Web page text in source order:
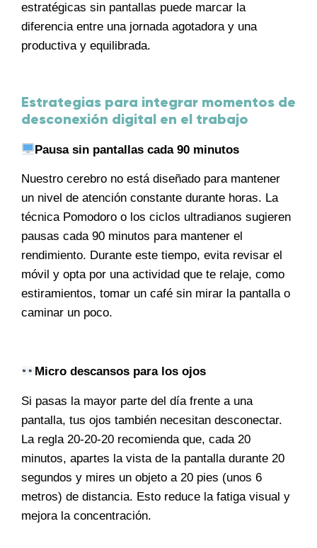
estratégicas sin pantallas puede marcar la
diferencia entre una jornada agotadora y una
productiva y equilibrada.
Estrategias para integrar momentos de
desconexión digital en el trabajo
Pausa sin pantallas cada 90 minutos
Nuestro cerebro no está diseñado para mantener
un nivel de atención constante durante horas. La
técnica Pomodoro o los ciclos ultradianos sugieren
pausas cada 90 minutos para mantener el
rendimiento. Durante este tiempo, evita revisar el
móvil y opta por una actividad que te relaje, como
estiramientos, tomar un café sin mirar la pantalla o
caminar un poco.
Micro descansos para los ojos
Si pasas la mayor parte del día frente a una
pantalla, tus ojos también necesitan desconectar.
La regla 20-20-20 recomienda que, cada 20
minutos, apartes la vista de la pantalla durante 20
segundos y mires un objeto a 20 pies (unos 6
metros) de distancia. Esto reduce la fatiga visual y
mejora la concentración.